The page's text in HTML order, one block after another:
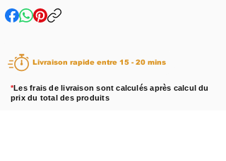
Livraison rapide entre 15 - 20 mins
*Les frais de livraison sont calculés après calcul du
prix du total des produits